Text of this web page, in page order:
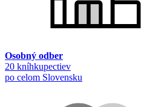
Osobný odber
20 kníhkupectiev
po celom Slovensku